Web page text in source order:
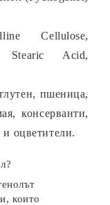
Cellulose,
Stearic Acid,
пшеница,
консерванти,
и оцветители.
които